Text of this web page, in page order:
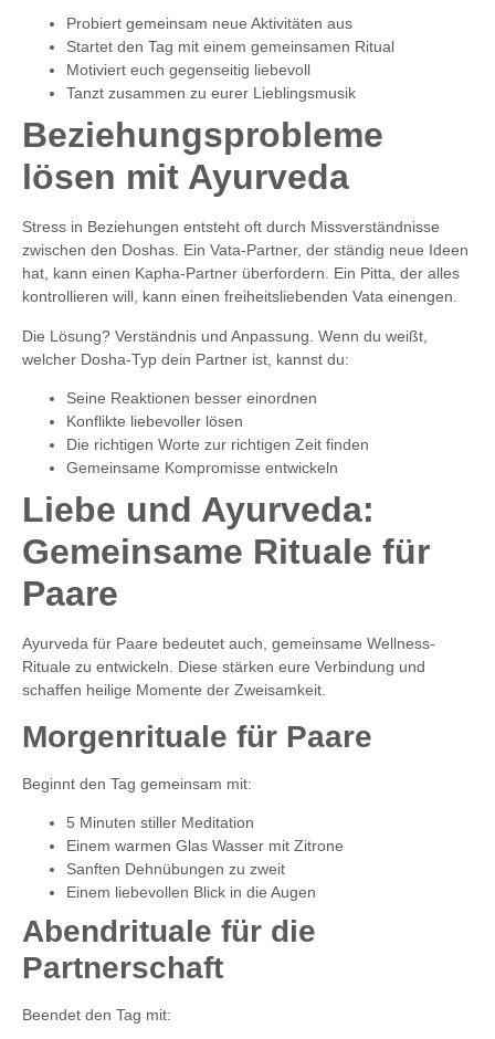
Probiert gemeinsam neue Aktivitäten aus
Startet den Tag mit einem gemeinsamen Ritual
Motiviert euch gegenseitig liebevoll
Tanzt zusammen zu eurer Lieblingsmusik
Beziehungsprobleme
lösen mit Ayurveda
Stress in Beziehungen entsteht oft durch Missverständnisse
zwischen den Doshas. Ein Vata-Partner, der ständig neue Ideen
hat, kann einen Kapha-Partner überfordern. Ein Pitta, der alles
kontrollieren will, kann einen freiheitsliebenden Vata einengen.
Die Lösung? Verständnis und Anpassung. Wenn du weißt,
welcher Dosha-Typ dein Partner ist, kannst du:
Seine Reaktionen besser einordnen
Konflikte liebevoller lösen
Die richtigen Worte zur richtigen Zeit finden
Gemeinsame Kompromisse entwickeln
Liebe und Ayurveda:
Gemeinsame Rituale für
Paare
Ayurveda für Paare bedeutet auch, gemeinsame Wellness-
Rituale zu entwickeln. Diese stärken eure Verbindung und
schaffen heilige Momente der Zweisamkeit.
Morgenrituale für Paare
Beginnt den Tag gemeinsam mit:
5 Minuten stiller Meditation
Einem warmen Glas Wasser mit Zitrone
Sanften Dehnübungen zu zweit
Einem liebevollen Blick in die Augen
Abendrituale für die
Partnerschaft
Beendet den Tag mit: